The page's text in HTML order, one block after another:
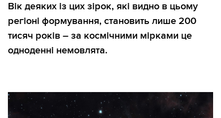
Вік деяких із цих зірок, які видно в цьому
регіоні формування, становить лише 200
тисяч років – за космічними мірками це
одноденні немовлята.